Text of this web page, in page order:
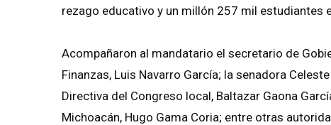
rezago educativo y un millón 257 mil estudiantes
Acompañaron al mandatario el secretario de
Finanzas, Luis Navarro García; la senadora
Directiva del Congreso local, Baltazar Gaona
Michoacán, Hugo Gama Coria; entre otras